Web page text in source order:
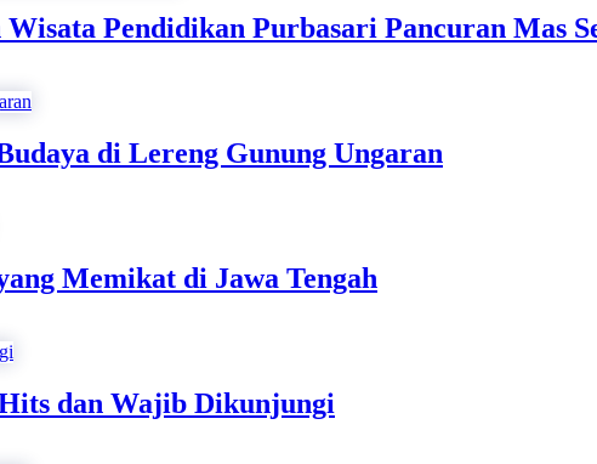
Pendidikan Purbasari Pancuran Mas
di Lereng Gunung Ungaran
Memikat di Jawa Tengah
dan Wajib Dikunjungi